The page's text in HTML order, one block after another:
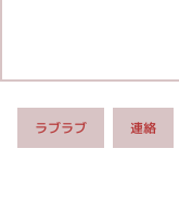
ラブラブ 連絡